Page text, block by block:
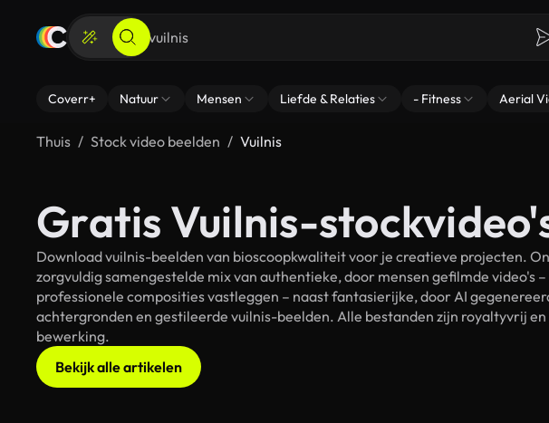
Coverr+ Natuur Mensen Liefde & Relaties - Fitness Aerial
Thuis Stock video beelden Vuilnis
Gratis Vuilnis-
Download vuilnis-beelden van bioscoopkwaliteit voor je creatieve projecten.
zorgvuldig samengestelde mix van authentieke, door mensen gefilmde video's
professionele composities vastleggen – naast fantasierijke, door AI
achtergronden en gestileerde vuilnis-beelden. Alle bestanden zijn royaltyvrij
bewerking.
Bekijk alle artikelen